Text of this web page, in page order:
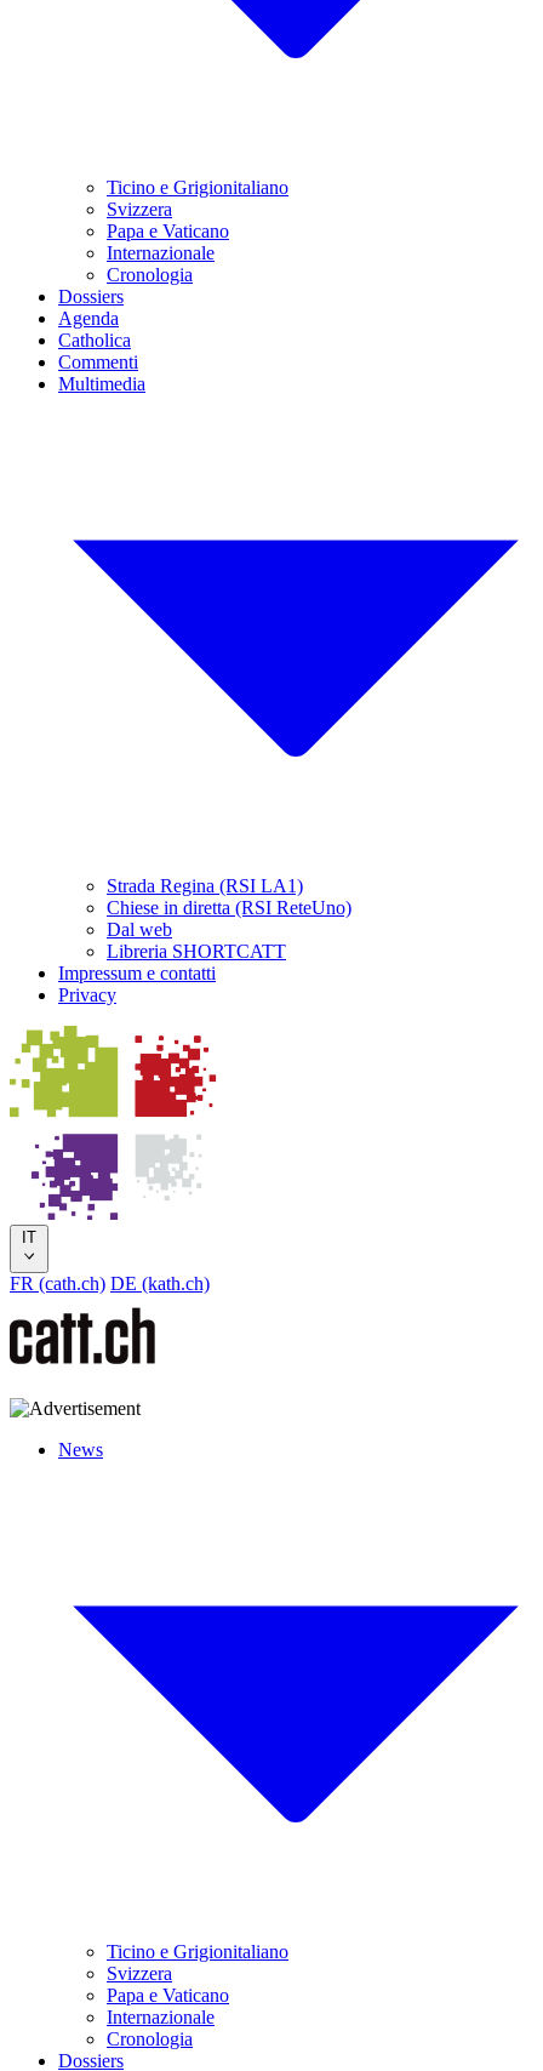
Ticino e Grigionitaliano
Svizzera
Papa e Vaticano
Internazionale
Cronologia
Dossiers
Agenda
Catholica
Commenti
Multimedia
Strada Regina (RSI LA1)
Chiese in diretta (RSI ReteUno)
Dal web
Libreria SHORTCATT
Impressum e contatti
Privacy
IT
FR (cath.ch) DE (kath.ch)
News
Ticino e Grigionitaliano
Svizzera
Papa e Vaticano
Internazionale
Cronologia
Dossiers